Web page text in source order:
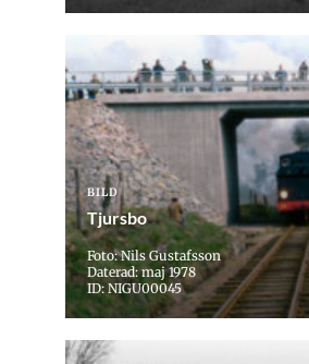
BILD
Tjursbo
Foto: Nils Gustafsson
Daterad: maj 1978
ID: NIGU00045